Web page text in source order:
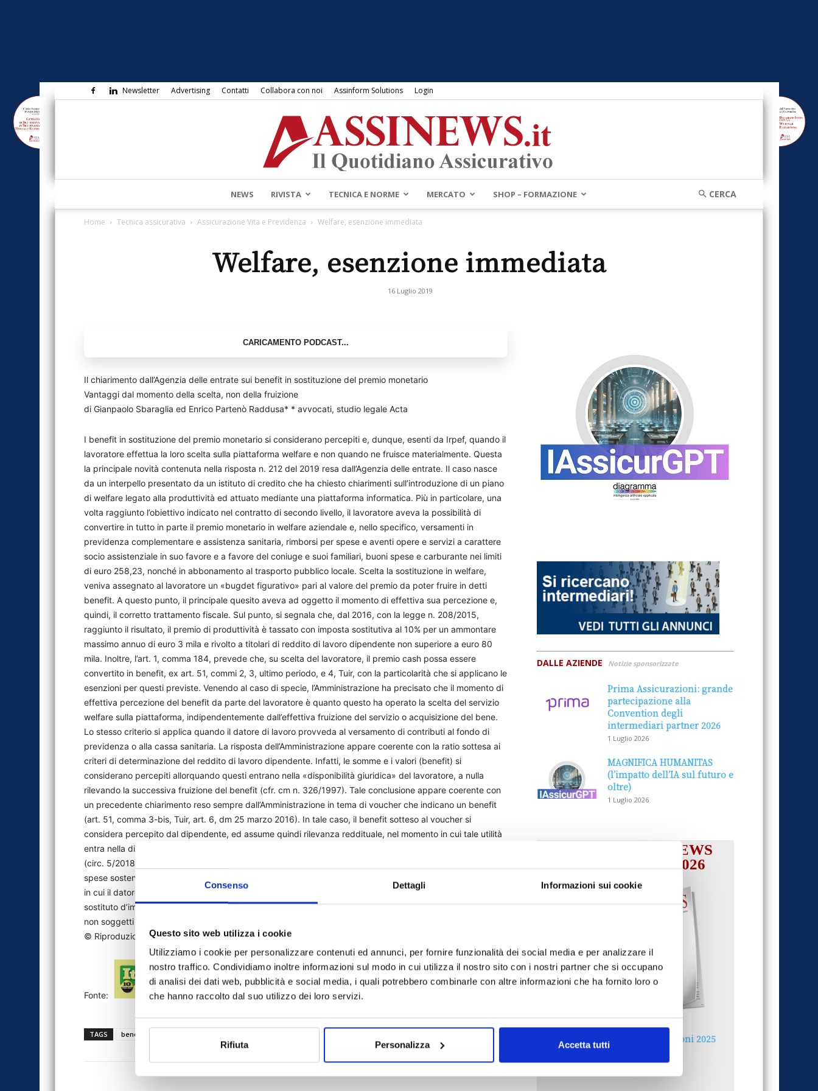
Consenso Dettagli Informazioni sui cookie
Questo sito web utilizza i cookie
Utilizziamo i cookie per personalizzare contenuti ed annunci, per fornire funzionalità dei social media e per analizzare il
nostro traffico. Condividiamo inoltre informazioni sul modo in cui utilizza il nostro sito con i nostri partner che si occupano
di analisi dei dati web, pubblicità e social media, i quali potrebbero combinarle con altre informazioni che ha fornito loro o
che hanno raccolto dal suo utilizzo dei loro servizi.
Rifiuta Personalizza Accetta tutti
Newsletter Advertising Contatti Collabora con noi Assinform Solutions Login
Assinews.it
NEWS RIVISTA TECNICA E NORME MERCATO SHOP – FORMAZIONE
Home Tecnica assicurativa Assicurazione Vita e Previdenza Welfare, esenzione immediata
Welfare, esenzione immediata
16 Luglio 2019
Il chiarimento dall’Agenzia delle entrate sui benefit in sostituzione del premio monetario
Vantaggi dal momento della scelta, non della fruizione
di Gianpaolo Sbaraglia ed Enrico Partenò Raddusa* * avvocati, studio legale Acta
I benefit in sostituzione del premio monetario si considerano percepiti e, dunque, esenti da Irpef, quando il
lavoratore effettua la loro scelta sulla piattaforma welfare e non quando ne fruisce materialmente. Questa
la principale novità contenuta nella risposta n. 212 del 2019 resa dall’Agenzia delle entrate. Il caso nasce
da un interpello presentato da un istituto di credito che ha chiesto chiarimenti sull’introduzione di un piano
di welfare legato alla produttività ed attuato mediante una piattaforma informatica. Più in particolare, una
volta raggiunto l’obiettivo indicato nel contratto di secondo livello, il lavoratore aveva la possibilità di
convertire in tutto in parte il premio monetario in welfare aziendale e, nello specifico, versamenti in
previdenza complementare e assistenza sanitaria, rimborsi per spese e aventi opere e servizi a carattere
socio assistenziale in suo favore e a favore del coniuge e suoi familiari, buoni spese e carburante nei limiti
di euro 258,23, nonché in abbonamento al trasporto pubblico locale. Scelta la sostituzione in welfare,
veniva assegnato al lavoratore un «bugdet figurativo» pari al valore del premio da poter fruire in detti
benefit. A questo punto, il principale quesito aveva ad oggetto il momento di effettiva sua percezione e,
quindi, il corretto trattamento fiscale. Sul punto, si segnala che, dal 2016, con la legge n. 208/2015,
raggiunto il risultato, il premio di produttività è tassato con imposta sostitutiva al 10% per un ammontare
massimo annuo di euro 3 mila e rivolto a titolari di reddito di lavoro dipendente non superiore a euro 80
mila. Inoltre, l’art. 1, comma 184, prevede che, su scelta del lavoratore, il premio cash possa essere
convertito in benefit, ex art. 51, commi 2, 3, ultimo periodo, e 4, Tuir, con la particolarità che si applicano le
esenzioni per questi previste. Venendo al caso di specie, l’Amministrazione ha precisato che il momento di
effettiva percezione del benefit da parte del lavoratore è quanto questo ha operato la scelta del servizio
welfare sulla piattaforma, indipendentemente dall’effettiva fruizione del servizio o acquisizione del bene.
Lo stesso criterio si applica quando il datore di lavoro provveda al versamento di contributi al fondo di
previdenza o alla cassa sanitaria. La risposta dell’Amministrazione appare coerente con la ratio sottesa ai
criteri di determinazione del reddito di lavoro dipendente. Infatti, le somme e i valori (benefit) si
considerano percepiti allorquando questi entrano nella «disponibilità giuridica» del lavoratore, a nulla
rilevando la successiva fruizione del benefit (cfr. cm n. 326/1997). Tale conclusione appare coerente con
un precedente chiarimento reso sempre dall’Amministrazione in tema di voucher che indicano un benefit
(art. 51, comma 3-bis, Tuir, art. 6, dm 25 marzo 2016). In tale caso, il benefit sotteso al voucher si
considera percepito dal dipendente, ed assume quindi rilevanza reddituale, nel momento in cui tale utilità
entra nella disponibilità del lavoratore, a prescindere che il servizio venga fruito in un momento successivo
(circ. 5/2018). Infine, sempre nella risposta n. 212 del 2019, è stato precisato che nell’ipotesi in cui le
spese sostenute dal lavoratore costituiscano per quest’ultimo un onere detraibile o deducibile, il momento
in cui il datore di lavoro le rimborserà rileverà ai fini della compilazione, da parte di quest’ultimo quale
sostituto d’imposta, dell’apposita sezione della Certificazione unica riservata ai «rimborsi di beni e servizi
non soggetti a tassazione» ai sensi dell’art. 51 del Tuir.
© Riproduzione riservata
Fonte:
TAGS benefit
DALLE AZIENDE Notizie sponsorizzate
Prima Assicurazioni: grande
partecipazione alla
Convention degli
intermediari partner 2026
1 Luglio 2026
MAGNIFICA HUMANITAS
(l’impatto dell’IA sul futuro e
oltre)
1 Luglio 2026
IL MENSILE ASSINEWS
LUGLIO-AGOSTO 2026
Reclami e sanzioni 2025